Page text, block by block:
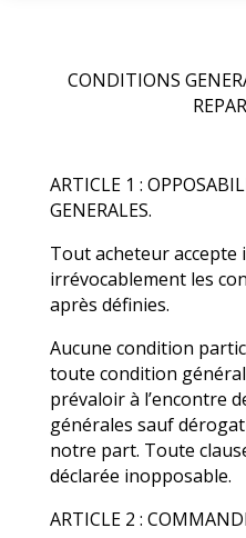
CONDITIONS GE
ARTICLE 1 :
GENERALES.
Tout acheteur
irrévocablement les
après définies.
Aucune condition
toute condition
prévaloir à l’encontre
générales sauf
notre part. Toute
déclarée inopposable.
ARTICLE 2 :